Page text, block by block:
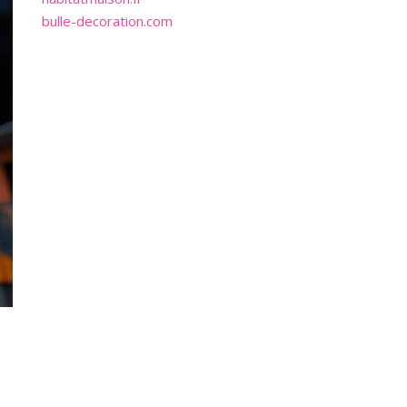
bulle-decoration.com